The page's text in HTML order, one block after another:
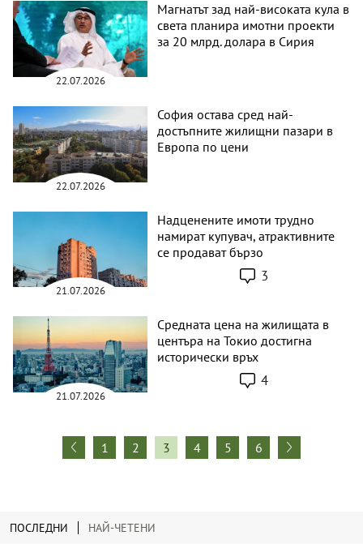
22.07.2026
Магнатът зад най-високата кула в
света планира имотни проекти
за 20 млрд. долара в Сирия
22.07.2026
София остава сред най-
достъпните жилищни пазари в
Европа по цени
21.07.2026
Надценените имоти трудно
намират купувач, атрактивните
се продават бързо
3
21.07.2026
Средната цена на жилищата в
центъра на Токио достигна
исторически връх
4
1 2 3 4 5 6
ПОСЛЕДНИ НАЙ-ЧЕТЕНИ